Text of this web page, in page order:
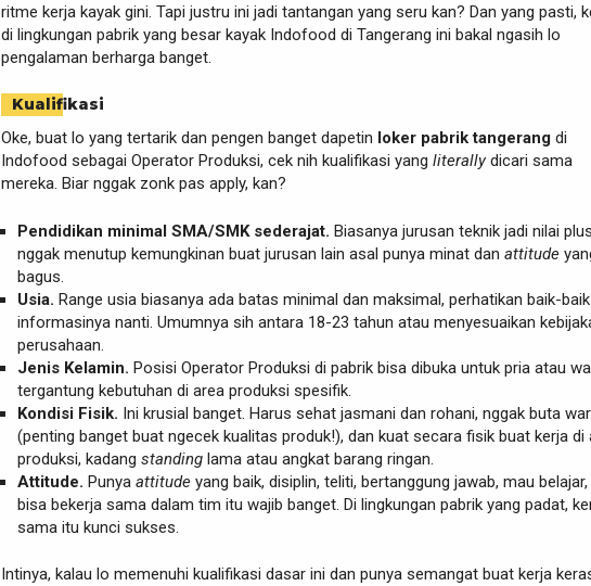
ritme kerja kayak gini. Tapi justru ini jadi tantangan yang seru kan? Dan yang pasti,
di lingkungan pabrik yang besar kayak Indofood di Tangerang ini bakal ngasih lo
pengalaman berharga banget.
Kualifikasi
Oke, buat lo yang tertarik dan pengen banget dapetin loker pabrik tangerang di
Indofood sebagai Operator Produksi, cek nih kualifikasi yang literallydicari sama
mereka. Biar nggak zonk pas apply, kan?
Pendidikan minimal SMA/SMK sederajat. Biasanya jurusan teknik jadi nilai
nggak menutup kemungkinan buat jurusan lain asal punya minat dan attitude
bagus.
Usia. Range usia biasanya ada batas minimal dan maksimal, perhatikan baik-baik
informasinya nanti. Umumnya sih antara 18-23 tahun atau menyesuaikan
perusahaan.
Jenis Kelamin. Posisi Operator Produksi di pabrik bisa dibuka untuk pria atau
tergantung kebutuhan di area produksi spesifik.
Kondisi Fisik. Ini krusial banget. Harus sehat jasmani dan rohani, nggak buta
(penting banget buat ngecek kualitas produk!), dan kuat secara fisik buat kerja di
produksi, kadang standing lama atau angkat barang ringan.
Attitude. Punya attitude yang baik, disiplin, teliti, bertanggung jawab, mau belajar,
bisa bekerja sama dalam tim itu wajib banget. Di lingkungan pabrik yang padat,
sama itu kunci sukses.
Intinya, kalau lo memenuhi kualifikasi dasar ini dan punya semangat buat kerja